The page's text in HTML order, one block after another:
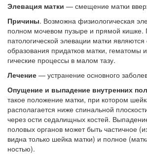
Закон о праве родителей находиться с
реанимации внесен в Госдуму
бесплатно, в течении всего срока
Элевация матки — смещение матки
Причины. Возможна физиологическая
полном мочевом пузыре и прямой кишке.
патологической элевации матки
образования придатков матки, гематомы
гические процессы в малом тазу.
Лечение — устранение основного
Опущение и выпадение внутренних
такое положение матки, при котором
располагается ниже спинальной
через ости седалищных костей.
половых органов может быть частичное
видна только шейка матки) и полное
ностью).